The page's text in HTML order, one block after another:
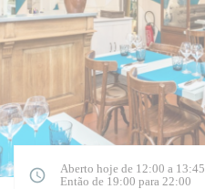
Aberto hoje de 12:00 a 13:45
Então de 19:00 para 22:00